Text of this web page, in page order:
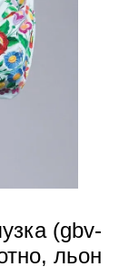
(gbv-
льон